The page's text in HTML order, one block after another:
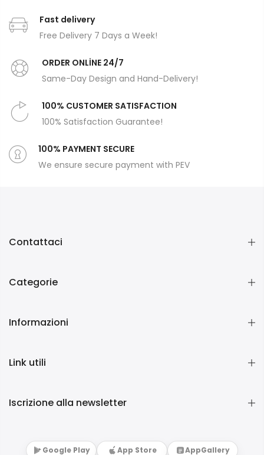
Fast delivery
Free Delivery 7 Days a Week!
ORDER ONLİNE 24/7
Same-Day Design and Hand-Delivery!
100% CUSTOMER SATISFACTION
100% Satisfaction Guarantee!
100% PAYMENT SECURE
We ensure secure payment with PEV
Contattaci
Categorie
Informazioni
Link utili
Iscrizione alla newsletter
Google Play App Store AppGallery